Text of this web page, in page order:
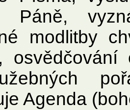
Páně,
modlitby
osvědčování
Agenda